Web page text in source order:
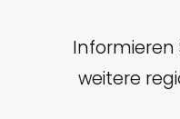
Informieren
weitere